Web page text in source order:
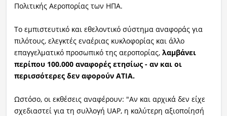
Πολιτικής Αεροπορίας των ΗΠΑ.
Το εμπιστευτικό και εθελοντικό σύστημα αναφοράς για
πιλότους, ελεγκτές εναέριας κυκλοφορίας και άλλο
επαγγελματικό προσωπικό της αεροπορίας, λαμβάνει
περίπου 100.000 αναφορές ετησίως - αν και οι
περισσότερες δεν αφορούν ΑΤΙΑ.
Ωστόσο, οι εκθέσεις αναφέρουν: "Αν και αρχικά δεν είχε
σχεδιαστεί για τη συλλογή UAP, η καλύτερη αξιοποίησή